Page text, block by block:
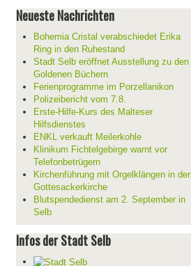
Neueste Nachrichten
Bohemia Cristal verabschiedet Erika
Ring in den Ruhestand
Stadt Selb eröffnet Ausstellung zu den
Goldenen Büchern
Ferienprogramme im Porzellanikon
Polizeibericht vom 7.8.
Erste-Hilfe-Kurs des Malteser
Hilfsdienstes
ENKL verkauft Meilerkohle
Klinikum Fichtelgebirge warnt vor
Telefonbetrügern
Kirchenführung mit Orgelklängen in der
Gottesackerkirche
Blutspendedienst am 2. September in
Selb
Infos der Stadt Selb